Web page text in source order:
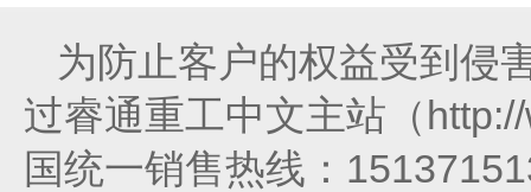
为防止客户的权益受到侵
过睿通重工中文主站（
国统一销售热线：